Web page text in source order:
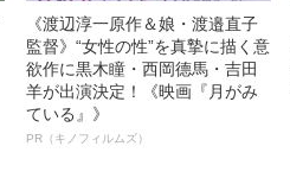
《渡辺淳一原作＆娘・渡邉直子
監督》“女性の性”を真摯に描く意
欲作に黒木瞳・西岡德馬・吉田
羊が出演決定！《映画『月がみ
ている』》
PR（キノフィルムズ）